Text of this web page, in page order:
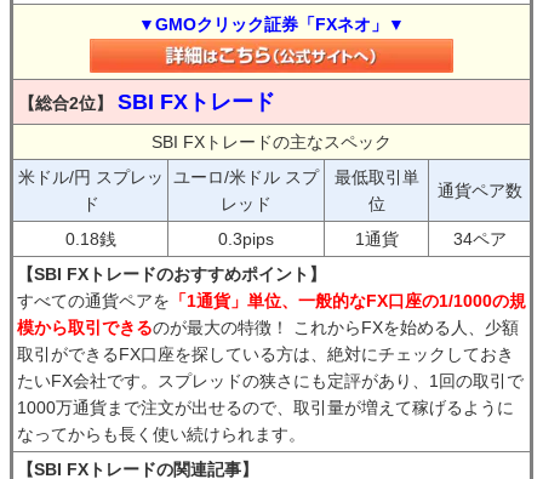
▼GMOクリック証券「FXネオ」▼
【総合2位】 SBI FXトレード
SBI FXトレードの主なスペック
米ドル/円 スプレッ
ド
ユーロ/米ドル スプ
レッド
最低取引単
位
通貨ペア数
0.18銭 0.3pips 1通貨
34ペア
【SBI FXトレードのおすすめポイント】
すべての通貨ペアを 「1通貨」単位、一般的なFX口座の1/1000の規
模から取引できるのが最大の特徴！ これからFXを始める人、少額
取引ができるFX口座を探している方は、絶対にチェックしておき
たいFX会社です。スプレッドの狭さにも定評があり、1回の取引で
1000万通貨まで注文が出せるので、取引量が増えて稼げるように
なってからも長く使い続けられます。
【SBI FXトレードの関連記事】